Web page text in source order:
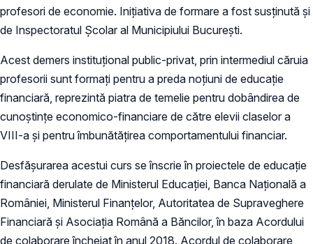
profesori de economie. Inițiativa de formare a fost susținută și
de Inspectoratul Școlar al Municipiului București.
Acest demers instituțional public-privat, prin intermediul căruia
profesorii sunt formați pentru a preda noțiuni de educație
financiară, reprezintă piatra de temelie pentru dobândirea de
cunoștințe economico-financiare de către elevii claselor a
VIII-a și pentru îmbunătățirea comportamentului financiar.
Desfășurarea acestui curs se înscrie în proiectele de educație
financiară derulate de Ministerul Educației, Banca Națională a
României, Ministerul Finanțelor, Autoritatea de Supraveghere
Financiară și Asociația Română a Băncilor, în baza Acordului
de colaborare încheiat în anul 2018. Acordul de colaborare